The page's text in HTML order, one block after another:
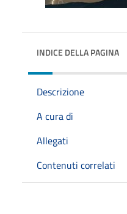
INDICE DELLA PAGINA
Descrizione
A cura di
Allegati
Contenuti correlati